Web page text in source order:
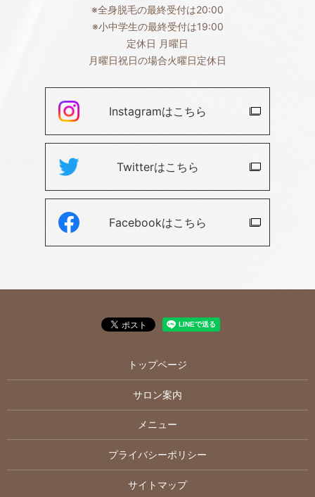
※全身脱毛の最終受付は20:00
※小中学生の最終受付は19:00
定休日 月曜日
月曜日祝日の場合火曜日定休日
Instagramはこちら
Twitterはこちら
Facebookはこちら
トップページ
サロン案内
メニュー
プライバシーポリシー
サイトマップ